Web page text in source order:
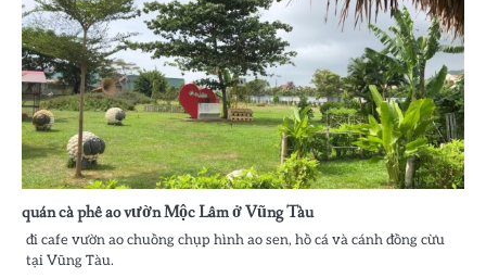
quán cà phê ao vườn Mộc Lâm ở Vũng Tàu
đi cafe vườn ao chuồng chụp hình ao sen, hồ cá và cánh đồng cừu
tại Vũng Tàu.